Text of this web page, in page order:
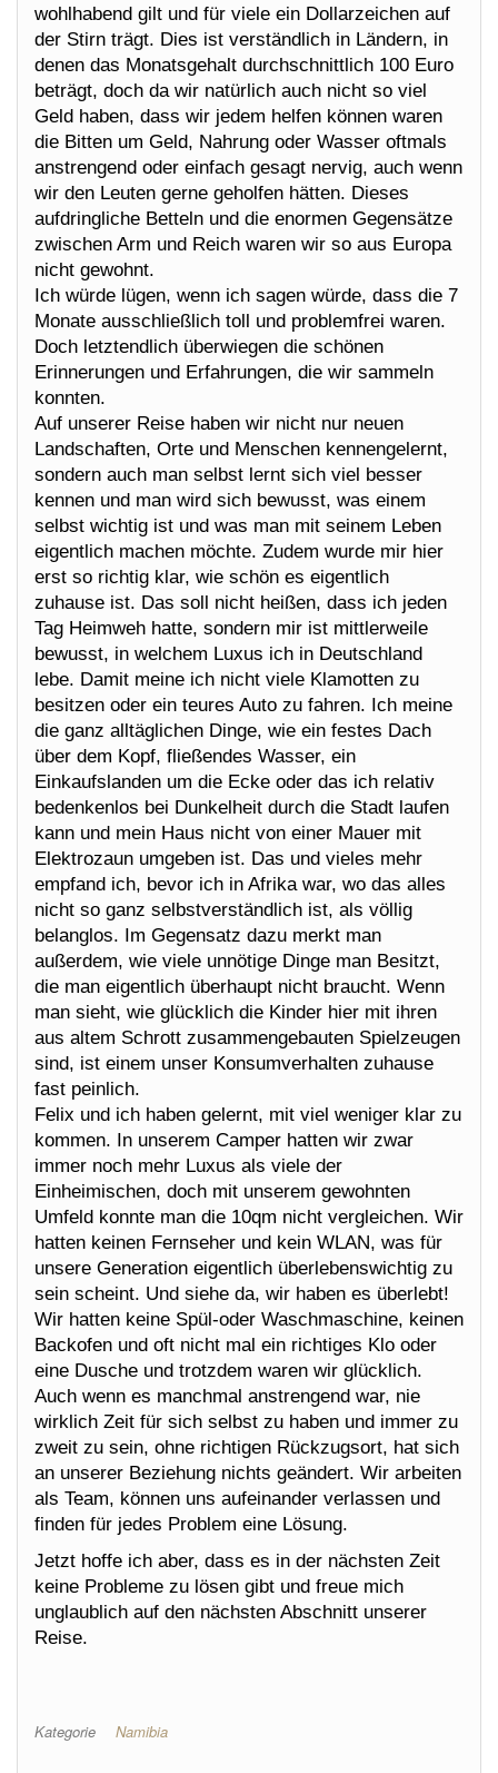
wohlhabend gilt und für viele ein Dollarzeichen auf
der Stirn trägt. Dies ist verständlich in Ländern, in
denen das Monatsgehalt durchschnittlich 100 Euro
beträgt, doch da wir natürlich auch nicht so viel
Geld haben, dass wir jedem helfen können waren
die Bitten um Geld, Nahrung oder Wasser oftmals
anstrengend oder einfach gesagt nervig, auch wenn
wir den Leuten gerne geholfen hätten. Dieses
aufdringliche Betteln und die enormen Gegensätze
zwischen Arm und Reich waren wir so aus Europa
nicht gewohnt.
Ich würde lügen, wenn ich sagen würde, dass die 7
Monate ausschließlich toll und problemfrei waren.
Doch letztendlich überwiegen die schönen
Erinnerungen und Erfahrungen, die wir sammeln
konnten.
Auf unserer Reise haben wir nicht nur neuen
Landschaften, Orte und Menschen kennengelernt,
sondern auch man selbst lernt sich viel besser
kennen und man wird sich bewusst, was einem
selbst wichtig ist und was man mit seinem Leben
eigentlich machen möchte. Zudem wurde mir hier
erst so richtig klar, wie schön es eigentlich
zuhause ist. Das soll nicht heißen, dass ich jeden
Tag Heimweh hatte, sondern mir ist mittlerweile
bewusst, in welchem Luxus ich in Deutschland
lebe. Damit meine ich nicht viele Klamotten zu
besitzen oder ein teures Auto zu fahren. Ich meine
die ganz alltäglichen Dinge, wie ein festes Dach
über dem Kopf, fließendes Wasser, ein
Einkaufslanden um die Ecke oder das ich relativ
bedenkenlos bei Dunkelheit durch die Stadt laufen
kann und mein Haus nicht von einer Mauer mit
Elektrozaun umgeben ist. Das und vieles mehr
empfand ich, bevor ich in Afrika war, wo das alles
nicht so ganz selbstverständlich ist, als völlig
belanglos. Im Gegensatz dazu merkt man
außerdem, wie viele unnötige Dinge man Besitzt,
die man eigentlich überhaupt nicht braucht. Wenn
man sieht, wie glücklich die Kinder hier mit ihren
aus altem Schrott zusammengebauten Spielzeugen
sind, ist einem unser Konsumverhalten zuhause
fast peinlich.
Felix und ich haben gelernt, mit viel weniger klar zu
kommen. In unserem Camper hatten wir zwar
immer noch mehr Luxus als viele der
Einheimischen, doch mit unserem gewohnten
Umfeld konnte man die 10qm nicht vergleichen. Wir
hatten keinen Fernseher und kein WLAN, was für
unsere Generation eigentlich überlebenswichtig zu
sein scheint. Und siehe da, wir haben es überlebt!
Wir hatten keine Spül-oder Waschmaschine, keinen
Backofen und oft nicht mal ein richtiges Klo oder
eine Dusche und trotzdem waren wir glücklich.
Auch wenn es manchmal anstrengend war, nie
wirklich Zeit für sich selbst zu haben und immer zu
zweit zu sein, ohne richtigen Rückzugsort, hat sich
an unserer Beziehung nichts geändert. Wir arbeiten
als Team, können uns aufeinander verlassen und
finden für jedes Problem eine Lösung.
Jetzt hoffe ich aber, dass es in der nächsten Zeit
keine Probleme zu lösen gibt und freue mich
unglaublich auf den nächsten Abschnitt unserer
Reise.
Kategorie Namibia